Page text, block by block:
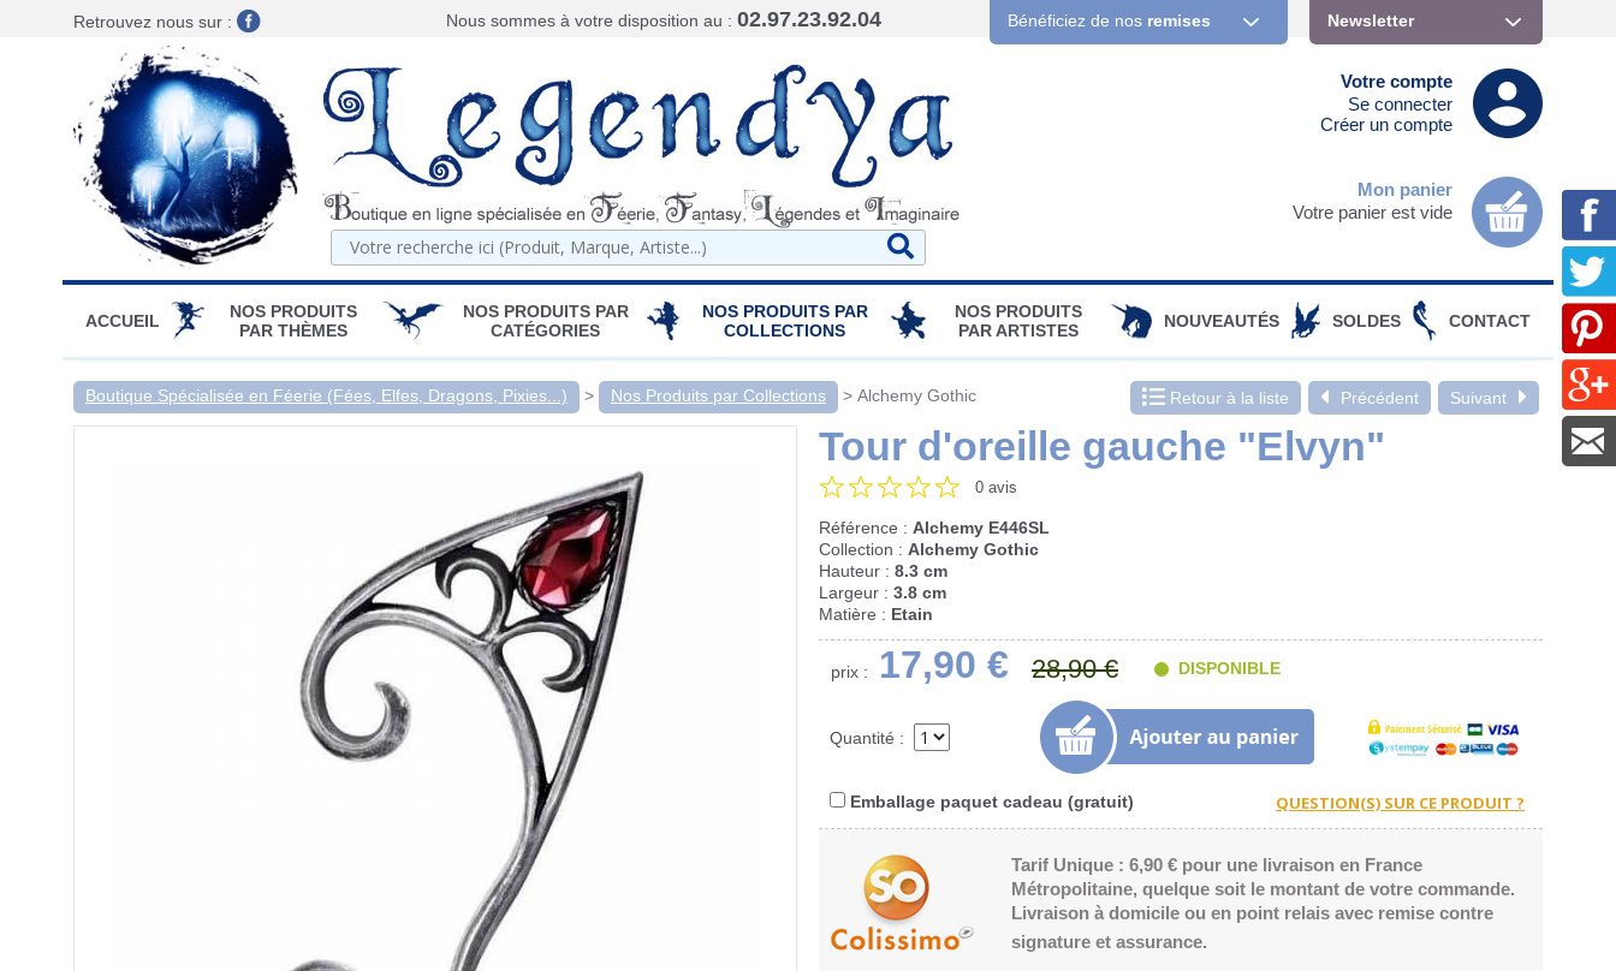
Retrouvez nous sur : Nous sommes à votre disposition au : 02.97.23.92.04 Bénéficiez de nos remises Newsletter
Votre compte
Se connecter
Créer un compte
Mon panier
Votre panier est vide
ACCUEIL
NOS PRODUITS
PAR THÈMES
NOS PRODUITS PAR
CATÉGORIES
NOS PRODUITS PAR
COLLECTIONS
NOS PRODUITS
PAR ARTISTES
NOUVEAUTÉS SOLDES CONTACT
Boutique Spécialisée en Féerie (Fées, Elfes, Dragons, Pixies...) > Nos Produits par Collections > Alchemy Gothic Retour à la liste Précédent Suivant
Tour d'oreille gauche "Elvyn"
0 avis
Référence : Alchemy E446SL
Collection : Alchemy Gothic
Hauteur : 8.3 cm
Largeur : 3.8 cm
Matière : Etain
prix : 17,90 € 28,90 € DISPONIBLE
Quantité :
Emballage paquet cadeau (gratuit)
Tarif Unique : 6,90 € pour une livraison en France
Métropolitaine, quelque soit le montant de votre commande.
Livraison à domicile ou en point relais avec remise contre
signature et assurance.